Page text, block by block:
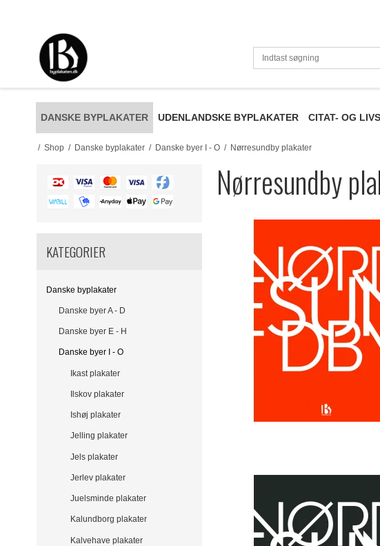
DANSKE BYPLAKATER UDENLANDSKE BYPLAKATER CITAT- OG
/ Shop / Danske byplakater / Danske byer I - O / Nørresundby plakater
KATEGORIER
Danske byplakater
Danske byer A - D
Danske byer E - H
Danske byer I - O
Ikast plakater
Ilskov plakater
Ishøj plakater
Jelling plakater
Jels plakater
Jerlev plakater
Juelsminde plakater
Kalundborg plakater
Kalvehave plakater
Nørresundby